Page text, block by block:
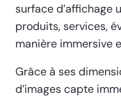
surface d’affichage
produits, services,
manière immersive
Grâce à ses
d’images capte